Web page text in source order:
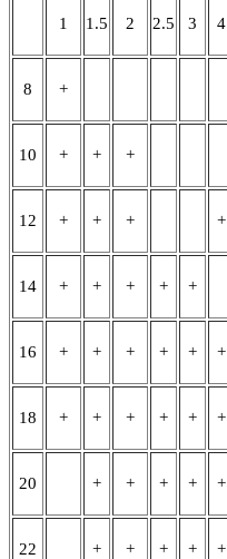
1 1.5 2 2.5 3 4
8 +
10 + + +
12 + + + +
14 + + + + +
16 + + + + + +
18 + + + + + +
20 + + + + +
22 + + + + +